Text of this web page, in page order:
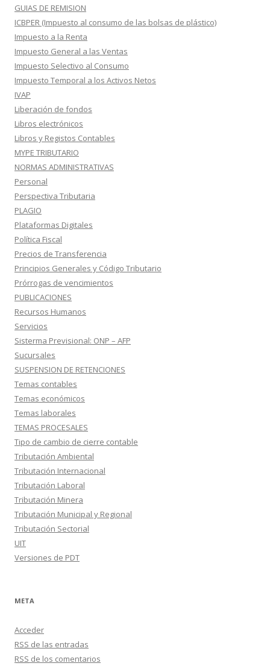
GUIAS DE REMISION
ICBPER (Impuesto al consumo de las bolsas de plástico)
Impuesto a la Renta
Impuesto General a las Ventas
Impuesto Selectivo al Consumo
Impuesto Temporal a los Activos Netos
IVAP
Liberación de fondos
Libros electrónicos
Libros y Registos Contables
MYPE TRIBUTARIO
NORMAS ADMINISTRATIVAS
Personal
Perspectiva Tributaria
PLAGIO
Plataformas Digitales
Política Fiscal
Precios de Transferencia
Principios Generales y Código Tributario
Prórrogas de vencimientos
PUBLICACIONES
Recursos Humanos
Servicios
Sisterma Previsional: ONP – AFP
Sucursales
SUSPENSION DE RETENCIONES
Temas contables
Temas económicos
Temas laborales
TEMAS PROCESALES
Tipo de cambio de cierre contable
Tributación Ambiental
Tributación Internacional
Tributación Laboral
Tributación Minera
Tributación Municipal y Regional
Tributación Sectorial
UIT
Versiones de PDT
META
Acceder
RSS de las entradas
RSS de los comentarios